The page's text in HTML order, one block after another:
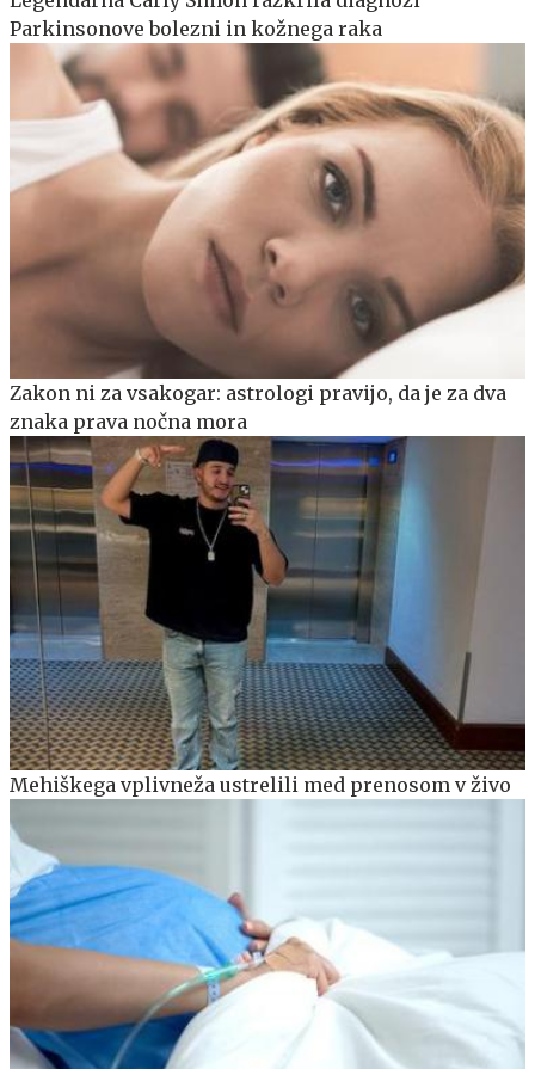
Parkinsonove bolezni in kožnega raka
Zakon ni za vsakogar: astrologi pravijo, da je za dva
znaka prava nočna mora
Mehiškega vplivneža ustrelili med prenosom v živo